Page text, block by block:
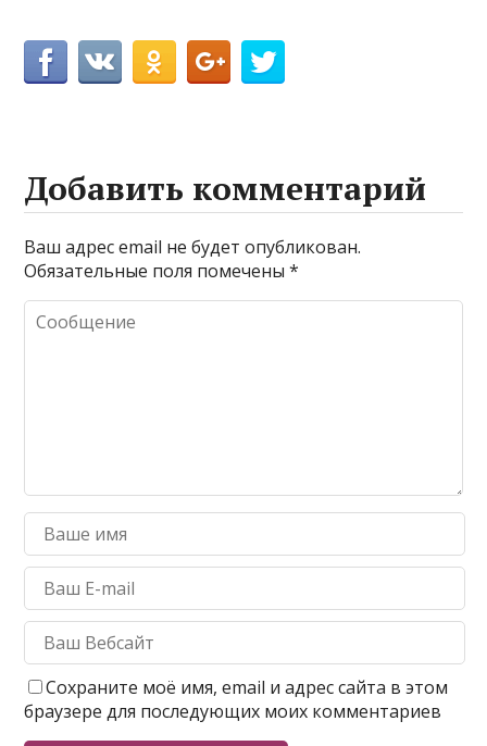
Добавить комментарий
Ваш адрес email не будет опубликован.
Обязательные поля помечены*
Сохраните моё имя, email и адрес сайта в этом
браузере для последующих моих комментариев